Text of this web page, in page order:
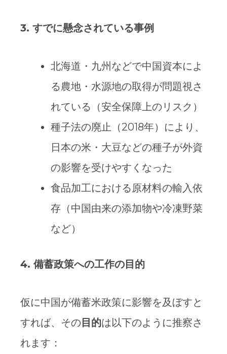
3. すでに懸念されている事例
北海道・九州などで中国資本によ
る農地・水源地の取得が問題視さ
れている（安全保障上のリスク）
種子法の廃止（2018年）により、
日本の米・大豆などの種子が外資
の影響を受けやすくなった
食品加工における原材料の輸入依
存（中国由来の添加物や冷凍野菜
など）
4. 備蓄政策への工作の目的
仮に中国が備蓄米政策に影響を及ぼすと
すれば、その 目的は以下のように推察さ
れます：